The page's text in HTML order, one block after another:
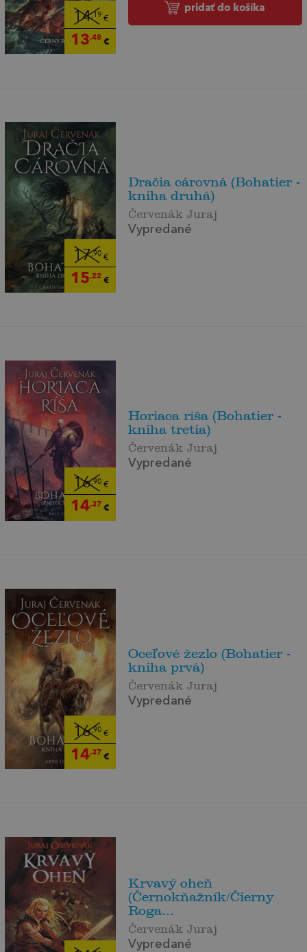
14,19 €
13,48€
pridať do košíka
17,90€
15,22€
Dračia cárovná (Bohatier -
kniha druhá)
Červenák Juraj
Vypredané
16,90€
14,37 €
Horiaca ríša (Bohatier -
kniha tretia)
Červenák Juraj
Vypredané
16,90€
14,37 €
Oceľové žezlo (Bohatier -
kniha prvá)
Červenák Juraj
Vypredané
Krvavý oheň
(Černokňažník/Čierny
Roga...
Červenák Juraj
Vypredané